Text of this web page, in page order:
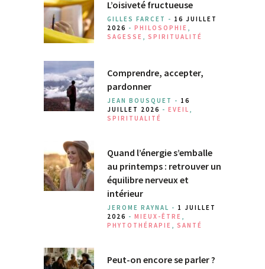
L’oisiveté fructueuse
GILLES FARCET - 16 JUILLET
2026 - PHILOSOPHIE ,
SAGESSE , SPIRITUALITÉ
Comprendre, accepter,
pardonner
JEAN BOUSQUET - 16
JUILLET 2026 - EVEIL ,
SPIRITUALITÉ
Quand l’énergie s’emballe
au printemps : retrouver un
équilibre nerveux et
intérieur
JEROME RAYNAL - 1 JUILLET
2026 - MIEUX-ÊTRE ,
PHYTOTHÉRAPIE , SANTÉ
Peut-on encore se parler ?